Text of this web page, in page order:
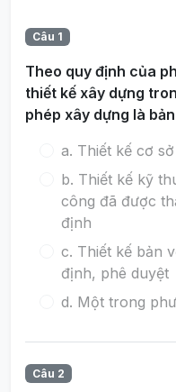
Câu 1
Theo quy định của
thiết kế xây dựng
phép xây dựng là
a. Thiết kế cơ sở
b. Thiết kế kỹ
công đã được
định
c. Thiết kế bản
định, phê duyệt
d. Một trong
Câu 2